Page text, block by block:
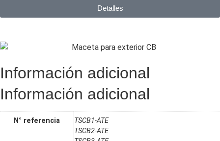
Detalles
Información adicional
Información adicional
N° referencia
TSCB1-ATE
TSCB2-ATE